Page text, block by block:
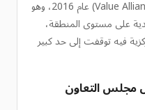
عضوًا مؤسسًا في تحالف القيمة (Value Alliance) عام 2016، وهو
على مستوى المنطقة،
فيه توقفت إلى حد كبير
مجلس التعاون